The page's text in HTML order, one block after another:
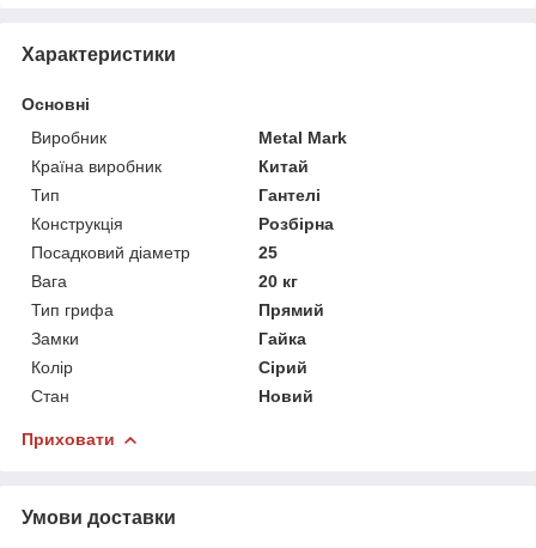
Характеристики
Основні
Виробник
Metal Mark
Країна виробник
Китай
Тип
Гантелі
Конструкція
Розбірна
Посадковий діаметр
25
Вага
20 кг
Тип грифа
Прямий
Замки
Гайка
Колір
Сірий
Стан
Новий
Приховати
Умови доставки